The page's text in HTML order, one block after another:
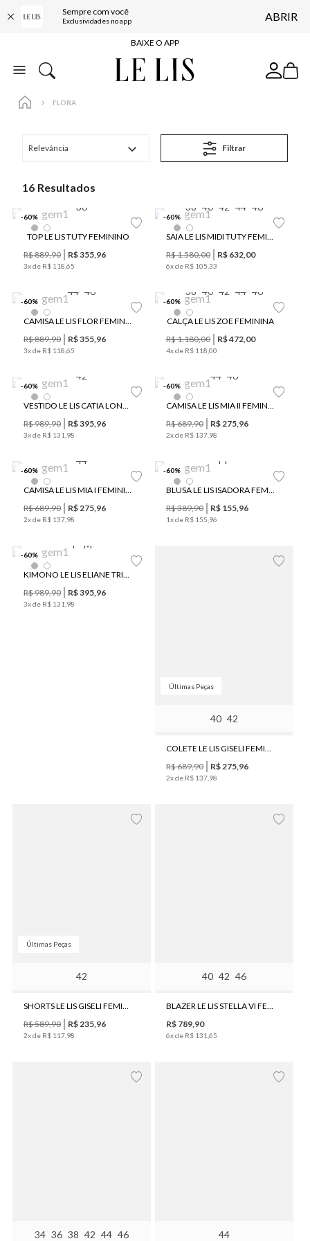
Sempre com você
Exclusividades no app ABRIR
FRETE GRÁTIS*
BAIXE O APP
10% OFF NA PRIMEIRA COMPRA*
FRETE GRÁTIS*
BAIXE O APP
10% OFF NA PRIMEIRA COMPRA*
FLORA
Relevância Filtrar
16
-60%
36
TOP LE LIS TUTY FEMININO
R$889,90 R$355,96
Últimas Peças
3x de R$ 118 65
-60%
38 40 42 44 46
SAIA LE LIS MIDI TUTY FEMININA
R$1.580,00 R$ 632,00
Últimas Peças
6x de R$ 105 33
-60%
44 46
CAMISA LE LIS FLOR FEMININA
R$889,90 R$355,96
3x de R$ 118 65
-60%
38 40 42 44 46
CALÇA LE LIS ZOE FEMININA
R$1.180,00 R$472,00
4x de R$ 118 00
-60%
42
VESTIDO LE LIS CATIA LONGO FEMININO
R$989,90 R$395,96
Últimas Peças
3x de R$ 131 98
-60%
44 46
CAMISA LE LIS MIA II FEMININA
R$689,90 R$275,96
2x de R$ 137 98
-60%
44
CAMISA LE LIS MIA I FEMININA
R$689,90 R$275,96
Últimas Peças
2x de R$ 137 98
-60%
PP
BLUSA LE LIS ISADORA FEMININA
R$389,90 R$ 155,96
1x de R$ 155 96
-60%
P M
KIMONO LE LIS ELIANE TRICOT FEMININO
R$989,90 R$395,96
3x de R$ 131 98
40 42
COLETE LE LIS GISELI FEMININO
R$689,90 R$ 275 96
Últimas Peças
2x de R$ 137 98
42
SHORTS LE LIS GISELI FEMININA
R$589,90 R$235,96
Últimas Peças
2x de R$ 117 98
40 42 46
BLAZER LE LIS STELLA VI FEMININO
R$ 789,90
6x de R$ 131 65
34 36 38 42 44 46 44